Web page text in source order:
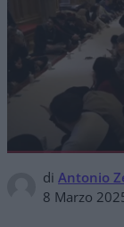
di Antonio
8 Marzo